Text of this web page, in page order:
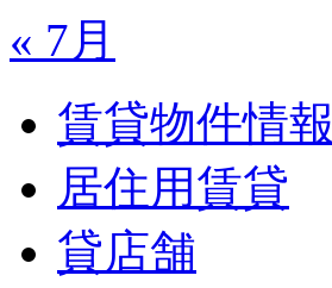
« 7月
賃貸物件情報
居住用賃貸
貸店舗